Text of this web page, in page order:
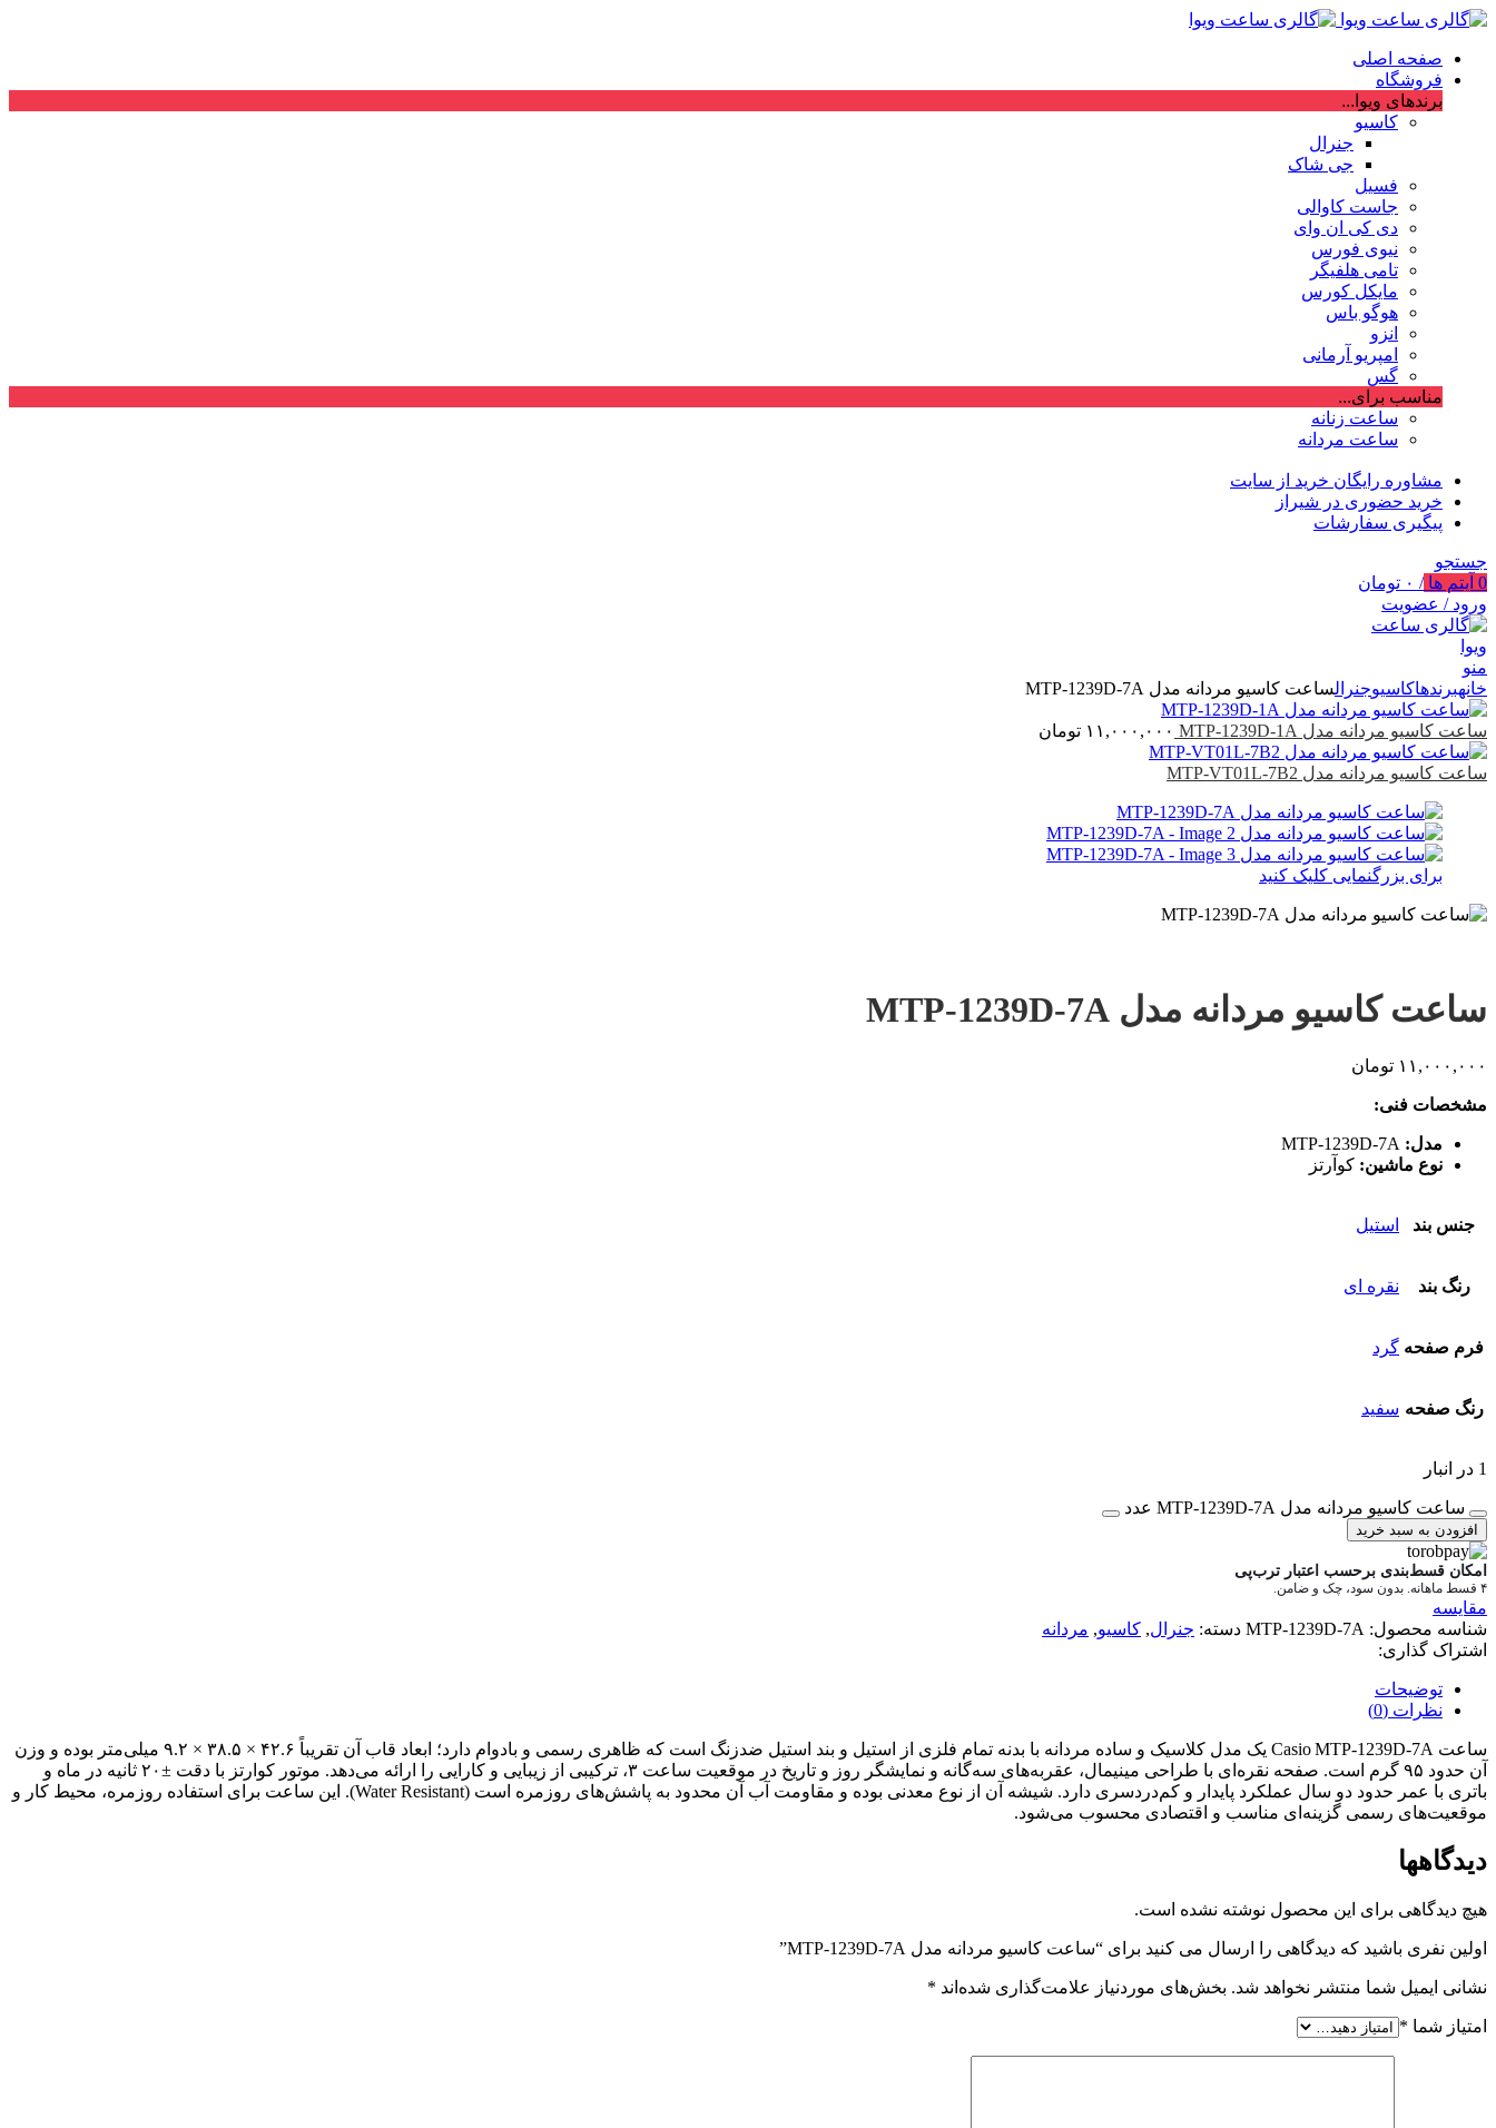
صفحه اصلی
فروشگاه
برندهای ویوا...
کاسیو
جنرال
جی شاک
فسیل
جاست کاوالی
دی کی ان وای
نیوی فورس
تامی هلفیگر
مایکل کورس
هوگو باس
انزو
امپریو آرمانی
گس
مناسب برای...
ساعت زنانه
ساعت مردانه
مشاوره رایگان خرید از سایت
خرید حضوری در شیراز
پیگیری سفارشات
جستجو
0 آیتم ها / ۰ تومان
ورود / عضویت
منو
خانهبرندهاکاسیوجنرالساعت کاسیو مردانه مدل MTP-1239D-7A
ساعت کاسیو مردانه مدل MTP-1239D-1A ۱۱,۰۰۰,۰۰۰ تومان
ساعت کاسیو مردانه مدل MTP-VT01L-7B2
برای بزرگنمایی کلیک کنید
ساعت کاسیو مردانه مدل MTP-1239D-7A
۱۱,۰۰۰,۰۰۰ تومان
مشخصات فنی:
مدل:
نوع ماشین: کوآرتز
جنس بند استیل
رنگ بند نقره ای
فرم صفحه گرد
رنگ صفحه سفید
1 در انبار
ساعت کاسیو مردانه مدل MTP-1239D-7A عدد
افزودن به سبد خرید
امکان قسط‌بندی برحسب اعتبار ترب‌پی
۴ قسط ماهانه. بدون سود، چک و ضامن.
مقایسه
شناسه محصول: MTP-1239D-7A دسته: جنرال, کاسیو, مردانه
اشتراک گذاری:
توضیحات
نظرات (0)
ساعت Casio MTP‑1239D‑7A یک مدل کلاسیک و ساده مردانه با بدنه تمام فلزی از استیل و بند استیل ضدزنگ است که ظاهری رسمی و بادوام دارد؛ ابعاد قاب آن تقریباً ۴۲.۶ × ۳۸.۵ × ۹.۲ میلی‌متر بوده و وزن
آن حدود ۹۵ گرم است. صفحه نقره‌ای با طراحی مینیمال، عقربه‌های سه‌گانه و نمایشگر روز و تاریخ در موقعیت ساعت ۳، ترکیبی از زیبایی و کارایی را ارائه می‌دهد. موتور کوارتز با دقت ±۲۰ ثانیه در ماه و
باتری با عمر حدود دو سال عملکرد پایدار و کم‌دردسری دارد. شیشه آن از نوع معدنی بوده و مقاومت آب آن محدود به پاشش‌های روزمره است (Water Resistant). این ساعت برای استفاده روزمره، محیط‌ کار و
موقعیت‌های رسمی گزینه‌ای مناسب و اقتصادی محسوب می‌شود.
دیدگاهها
هیچ دیدگاهی برای این محصول نوشته نشده است.
اولین نفری باشید که دیدگاهی را ارسال می کنید برای “ساعت کاسیو مردانه مدل MTP-1239D-7A”
نشانی ایمیل شما منتشر نخواهد شد. بخش‌های موردنیاز علامت‌گذاری شده‌اند *
امتیاز شما *